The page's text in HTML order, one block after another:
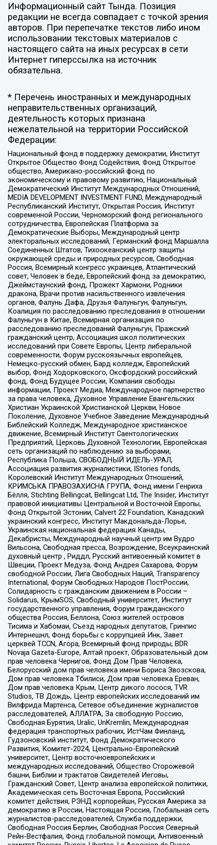
Информационный сайт Тында. Позиция
редакции не всегда совпадает с точкой зрения
авторов. При перепечатке текстов либо ином
использовании текстовых материалов с
настоящего сайта на иных ресурсах в сети
Интернет гиперссылка на источник
обязательна.
* Перечень иностранных и международных
неправительственных организаций,
деятельность которых признана
нежелательной на территории Российской
Федерации:
Национальный фонд в поддержку демократии, Институт
Открытое Общество Фонд Содействия, Фонд Открытое
общество, Американо-российский фонд по
экономическому и правовому развитию, Национальный
Демократический Институт Международных Отношений,
MEDIA DEVELOPMENT INVESTMENT FUND, Международный
Республиканский Институт, Открытая Россия, Институт
современной России, Черноморский фонд регионального
сотрудничества, Европейская Платформа за
Демократические Выборы, Международный центр
электоральных исследований, Германский фонд Маршалла
Соединенных Штатов, Тихоокеанский центр защиты
окружающей среды и природных ресурсов, Свободная
Россия, Всемирный конгресс украинцев, Атлантический
совет, Человек в беде, Европейский фонд за демократию,
Джеймстаунский фонд, Прожект Хармони, Родники
дракона, Врачи против насильственного извлечения
органов, Фалунь Дафа, Друзья Фалуньгун, Фалуньгун,
Коалиция по расследованию преследования в отношении
Фалуньгун в Китае, Всемирная организация по
расследованию преследований Фалуньгун, Пражский
гражданский центр, Ассоциация школ политических
исследований при Совете Европы, Центр либеральной
современности, Форум русскоязычных европейцев,
Немецко-русский обмен, Бард колледж, Европейский
выбор, Фонд Ходорковского, Оксфордский российский
фонд, Фонд Будущее России, Компания свободы
информации, Проект Медиа, Международное партнерство
за права человека, Духовное Управление Евангельских
Христиан Украинской Христианской Церкви, Новое
Поколение, Духовное Учебное Заведение Международный
Библейский Колледж, Международное христианское
движение, Всемирный Институт Саентологических
Предприятий, Церковь Духовной Технологии, Европейская
сеть организаций по наблюдению за выборами,
Республика Польша, СВОБОДНЫЙ ИДЕЛЬ-УРАЛ,
Ассоциация развития журналистики, IStories fonds,
Королевский Институт Международных Отношений,
КРИМСЬКА ПРАВОЗАХИСНА ГРУПА, Фонд имени Генриха
Бёлля, Stichting Bellingcat, Bellingcat Ltd, The Insider, Институт
правовой инициативы Центральной и Восточной Европы,
Фонд Открытой Эстонии, Calvert 22 Foundation, Канадский
украинский конгресс, Институт Макдональда-Лорье,
Украинская национальная федерация Канады,
Декабристы, Международный научный центр им Вудро
Вильсона, Свободная пресса, Возрождение, Всеукраинский
духовный центр , Риддл, Русский антивоенный комитет в
Швеции, Проект Медуза, Фонд Андрея Сахарова, Форум
свободной России, Лига Свободных Наций, Transparеncy
International, Форум Свободных Народов ПостРоссии,
Солидарность с гражданским движением в России –
Solidarus, КрымSOS, Свободный университет, Институт
государственного управления, Форум гражданского
общества Россия, Беллона, Союз жителей островов
Тисима и Хабомаи, Съезд народных депутатов, Гринпис
Интернешнл, Фонд борьбы с коррупцией Инк, Завет
церквей TCCN, Агора, Всемирный фонд природы, BDR
Novaja Gazeta-Europe, Алтай проект, Образовательный дом
прав человека Чернигов, Фонд Дом Прав Человека,
Белорусский дом прав человека имени Бориса Звозскова,
Дом прав человека Тбилиси, Дом прав человека Ереван,
Дом прав человека Крым, Центр дикого лосося, TVR
Studios, ТВ Дождь, Центр европейских исследований им
Вилфрида Мартенса, Сетевое объединение журналистов
расследователей, АЛЛАТРА, За свободную Россию,
Свободная Бурятия, Uralic, UnKremlin, Международная
федерация транспортных рабочих, ИстЧам Финланд,
Гудзоновский институт, Фонд Демократического
Развития, Комитет-2024, Центрально-Европейский
университет, Центр восточноевропейских и
международных исследований, Общество Сторожевой
башни, Библии и трактатов Свидетелей Иеговы,
Гражданский Совет, Центр анализа европейской политики,
Академическая сеть Восточная Европа, Российский
комитет действия, РЭНД корпорейшн, Русская Америка за
демократию в России, Настоящая Россия, Глобальная сеть
журналистов-расследователей, Служба поддержки,
Свободная Россия Берлин, Свободная Россия Северный
Рейн-Вестфалия, Фонд глобальной помощи, Антивоенный